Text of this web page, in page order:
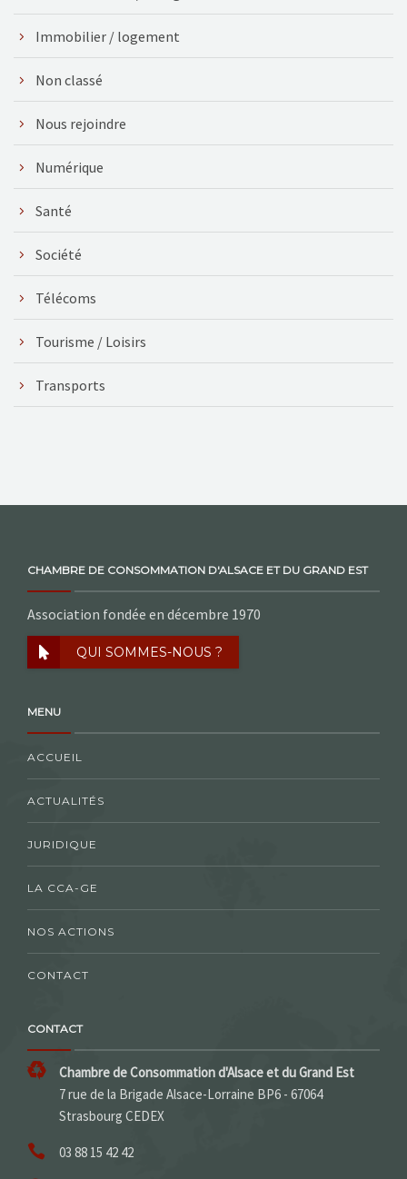
Immobilier / logement
Non classé
Nous rejoindre
Numérique
Santé
Société
Télécoms
Tourisme / Loisirs
Transports
CHAMBRE DE CONSOMMATION D'ALSACE ET DU GRAND EST
Association fondée en décembre 1970
QUI SOMMES-NOUS ?
MENU
ACCUEIL
ACTUALITÉS
JURIDIQUE
LA CCA-GE
NOS ACTIONS
CONTACT
CONTACT
Chambre de Consommation d'Alsace et du Grand Est
7 rue de la Brigade Alsace-Lorraine BP6 - 67064
Strasbourg CEDEX
03 88 15 42 42